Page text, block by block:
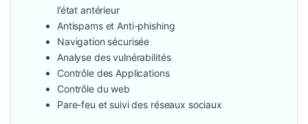
l’état antérieur
Antispams et Anti-phishing
Navigation sécurisée
Analyse des vulnérabilités
Contrôle des Applications
Contrôle du web
Pare-feu et suivi des réseaux sociaux